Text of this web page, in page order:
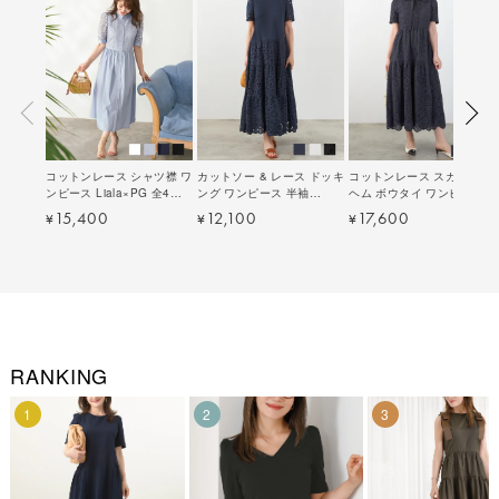
コットンレース シャツ襟 ワ
ンピース Liala×PG 全4色
｜lpg311-1367【11】
¥ 15,400
カットソー & レース ドッキ
ング ワンピース 半袖
Liala×PG 全3色｜lpg321-
1958【6】
¥ 12,100
コットンレース スカラップ
ヘム ボウタイ ワンピース
半袖 Liala×PG 全3色｜
lpg321-1949【3】
¥ 17,600
RANKING
1 2 3